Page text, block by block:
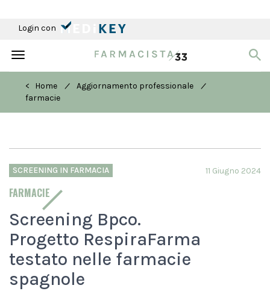
Login con
Toggle
< Home
/ Aggiornamento professionale /
farmacie
SCREENING IN FARMACIA
FARMACIE
11 Giugno 2024
Screening Bpco.
Progetto RespiraFarma
testato nelle farmacie
spagnole